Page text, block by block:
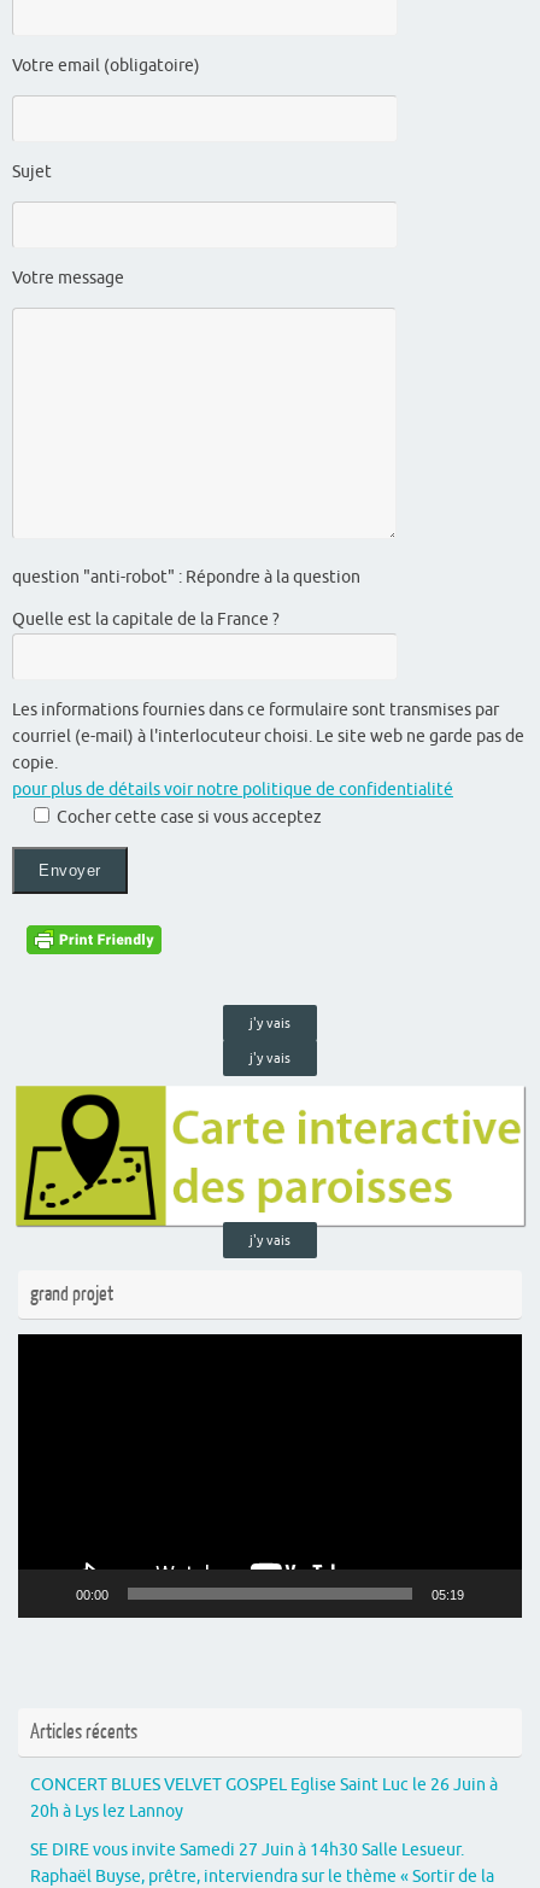
Votre email (obligatoire)
Sujet
Votre message
question "anti-robot" : Répondre à la question
Quelle est la capitale de la France ?
Les informations fournies dans ce formulaire sont transmises par
courriel (e-mail) à l'interlocuteur choisi. Le site web ne garde pas de
copie.
pour plus de détails voir notre politique de confidentialité
Cocher cette case si vous acceptez
j'y vais
j'y vais
j'y vais
grand projet
00:00 05:19
Articles récents
CONCERT BLUES VELVET GOSPEL Eglise Saint Luc le 26 Juin à
20h à Lys lez Lannoy
SE DIRE vous invite Samedi 27 Juin à 14h30 Salle Lesueur.
Raphaël Buyse, prêtre, interviendra sur le thème « Sortir de la